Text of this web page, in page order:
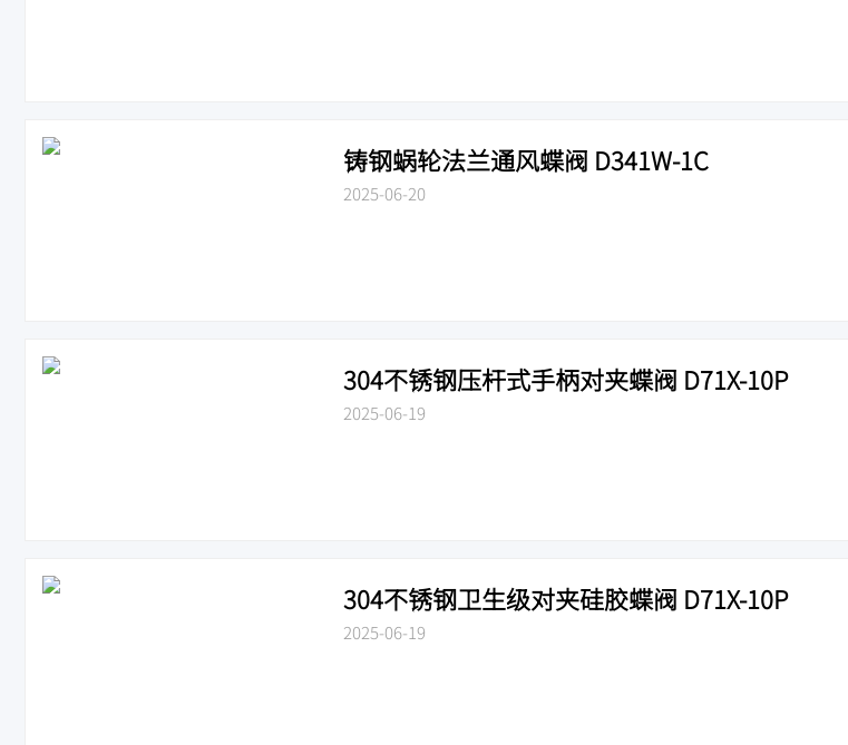
铸钢蜗轮法兰通风蝶阀 D341W-1C
2025-06-20
304不锈钢压杆式手柄对夹蝶阀 D71X-10P
2025-06-19
304不锈钢卫生级对夹硅胶蝶阀 D71X-10P
2025-06-19